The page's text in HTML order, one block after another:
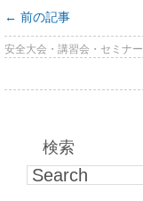
← 前の記事
安全大会・講習会・セミナー
検索